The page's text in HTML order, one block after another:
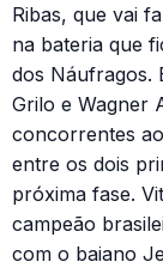
Ribas, que vai
na bateria que
dos Náufragos.
Grilo e Wagner
concorrentes
entre os dois
próxima fase.
campeão
com o baiano